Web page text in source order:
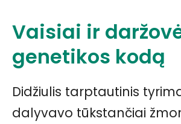
Vaisiai ir
genetikos kodą
Didžiulis tarptautinis
dalyvavo tūkstančiai